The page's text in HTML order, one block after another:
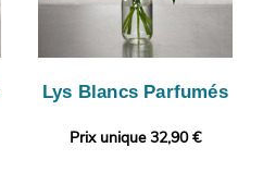
Lys Blancs Parfumés
Prix unique 32,90 €